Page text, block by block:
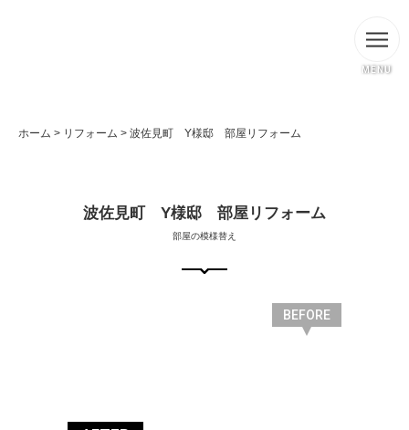
MENU
ホーム > リフォーム > 波佐見町 Y様邸 部屋リフォーム
波佐見町 Y様邸 部屋リフォーム
部屋の模様替え
BEFORE